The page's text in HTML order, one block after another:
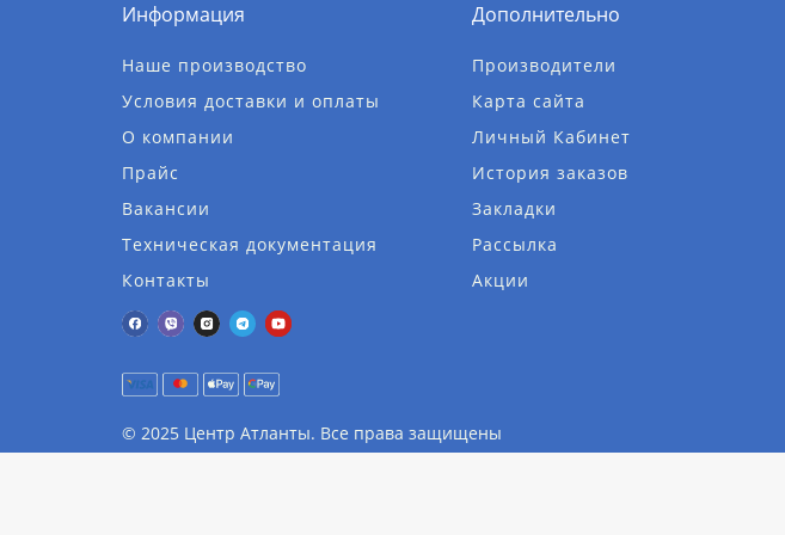
Информация
Наше производство
Условия доставки и оплаты
О компании
Прайс
Вакансии
Техническая документация
Контакты
Дополнительно
Производители
Карта сайта
Личный Кабинет
История заказов
Закладки
Рассылка
Акции
© 2025 Центр Атланты. Все права защищены